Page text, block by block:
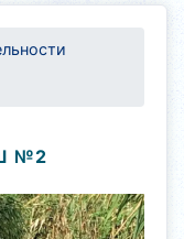
№2